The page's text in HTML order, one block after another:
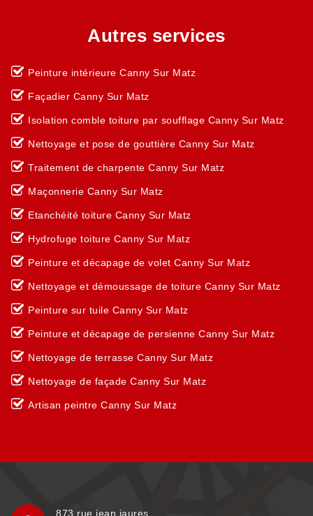
Autres services
Peinture intérieure Canny Sur Matz
Façadier Canny Sur Matz
Isolation comble toiture par soufflage Canny Sur Matz
Nettoyage et pose de gouttière Canny Sur Matz
Traitement de charpente Canny Sur Matz
Maçonnerie Canny Sur Matz
Etanchéité toiture Canny Sur Matz
Hydrofuge toiture Canny Sur Matz
Peinture et décapage de volet Canny Sur Matz
Nettoyage et démoussage de toiture Canny Sur Matz
Peinture sur tuile Canny Sur Matz
Peinture et décapage de persienne Canny Sur Matz
Nettoyage de terrasse Canny Sur Matz
Nettoyage de façade Canny Sur Matz
Artisan peintre Canny Sur Matz
873 rue jean jaures